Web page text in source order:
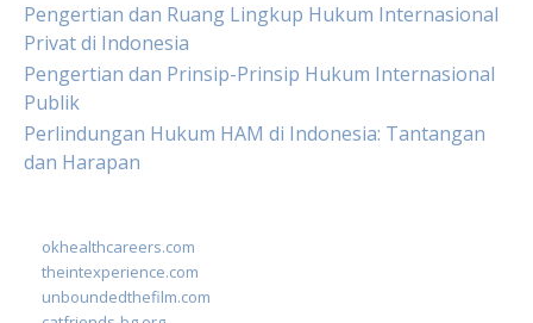
Pengertian dan Ruang Lingkup Hukum Internasional
Privat di Indonesia
Pengertian dan Prinsip-Prinsip Hukum Internasional
Publik
Perlindungan Hukum HAM di Indonesia: Tantangan
dan Harapan
okhealthcareers.com
theintexperience.com
unboundedthefilm.com